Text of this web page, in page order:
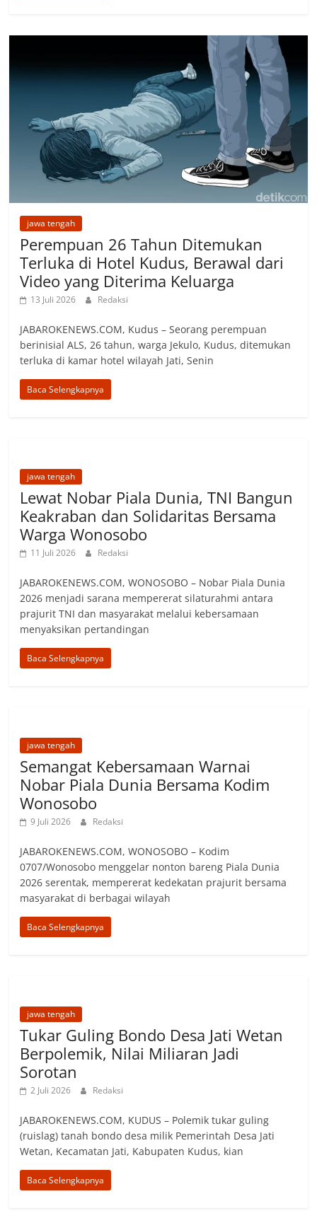
jawa tengah
Perempuan 26 Tahun Ditemukan
Terluka di Hotel Kudus, Berawal dari
Video yang Diterima Keluarga
13 Juli 2026 Redaksi
JABAROKENEWS.COM, ‎Kudus – Seorang perempuan
berinisial ALS, 26 tahun, warga Jekulo, Kudus, ditemukan
terluka di kamar hotel wilayah Jati, Senin
Baca Selengkapnya
jawa tengah
Lewat Nobar Piala Dunia, TNI Bangun
Keakraban dan Solidaritas Bersama
Warga Wonosobo
11 Juli 2026 Redaksi
JABAROKENEWS.COM, WONOSOBO – Nobar Piala Dunia
2026 menjadi sarana mempererat silaturahmi antara
prajurit TNI dan masyarakat melalui kebersamaan
menyaksikan pertandingan
Baca Selengkapnya
jawa tengah
Semangat Kebersamaan Warnai
Nobar Piala Dunia Bersama Kodim
Wonosobo
9 Juli 2026 Redaksi
JABAROKENEWS.COM, ‎WONOSOBO – Kodim
0707/Wonosobo menggelar nonton bareng Piala Dunia
2026 serentak, mempererat kedekatan prajurit bersama
masyarakat di berbagai wilayah
Baca Selengkapnya
jawa tengah
Tukar Guling Bondo Desa Jati Wetan
Berpolemik, Nilai Miliaran Jadi
Sorotan
2 Juli 2026 Redaksi
JABAROKENEWS.COM, ‎KUDUS – Polemik tukar guling
(ruislag) tanah bondo desa milik Pemerintah Desa Jati
Wetan, Kecamatan Jati, Kabupaten Kudus, kian
Baca Selengkapnya